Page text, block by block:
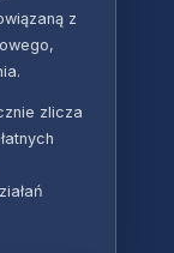
z
zlicza